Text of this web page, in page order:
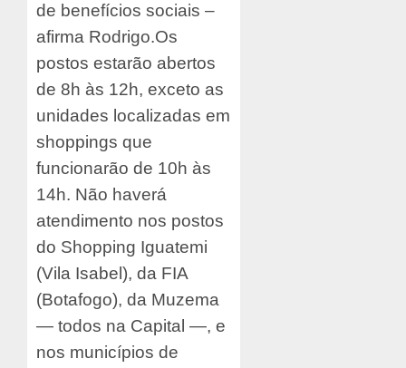
de benefícios sociais –
afirma Rodrigo.Os
postos estarão abertos
de 8h às 12h, exceto as
unidades localizadas em
shoppings que
funcionarão de 10h às
14h. Não haverá
atendimento nos postos
do Shopping Iguatemi
(Vila Isabel), da FIA
(Botafogo), da Muzema
— todos na Capital —, e
nos municípios de